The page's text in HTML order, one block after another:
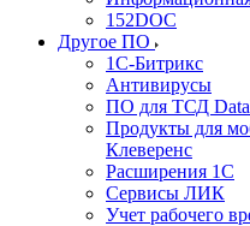
152DOC
Другое ПО
1С-Битрикс
Антивирусы
ПО для ТСД
Продукты для
Клеверенс
Расширения 1С
Сервисы ЛИК
Учет рабочего